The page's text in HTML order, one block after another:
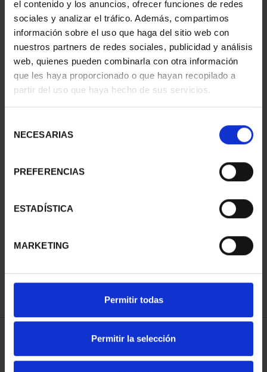
el contenido y los anuncios, ofrecer funciones de redes
sociales y analizar el tráfico. Además, compartimos
información sobre el uso que haga del sitio web con
nuestros partners de redes sociales, publicidad y análisis
web, quienes pueden combinarla con otra información
que les haya proporcionado o que hayan recopilado a
partir del uso que haya hecho de sus servicios.
NECESARIAS
PREFERENCIAS
ESTADÍSTICA
MARKETING
Permitir todas
Permitir la selección
REAL DE...
73,00 €
73,00 €
CIUDADES PATRIMONIO
73,00 €